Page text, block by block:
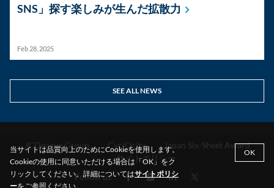
SNS」探す楽しみが生んだ拡散力
Feb 28, 2025
SEE ALL NEWS
JCDecaux Group CyclOcity
Japan Six-Sheet Award
サイトポリシー
Follow us
OK
当サイトは品質向上のためにCookieを使用します。
Cookieの使用に同意いただける場合は「OK」をク
リックしてください。詳細についてはサイトポリシ
ーをご参照ください。